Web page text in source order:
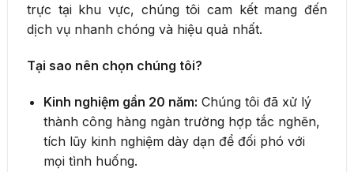
trực tại khu vực, chúng tôi cam kết mang đến
dịch vụ nhanh chóng và hiệu quả nhất.
Tại sao nên chọn chúng tôi?
Kinh nghiệm gần 20 năm: Chúng tôi đã xử lý
thành công hàng ngàn trường hợp tắc nghẽn,
tích lũy kinh nghiệm dày dạn để đối phó với
mọi tình huống.